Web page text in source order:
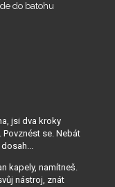
do batohu
jsi dva kroky
se. Nebát
kapely, namítneš.
nástroj, znát